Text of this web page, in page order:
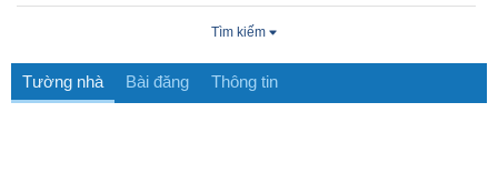
Tìm kiếm
Tường nhà Bài đăng Thông tin